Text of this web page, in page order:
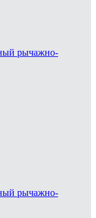
рычажно-
рычажно-